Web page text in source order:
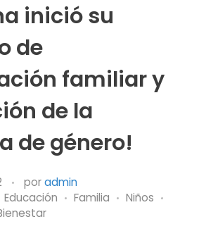
inició su
de
familiar y
de la
de género!
poradmin
Educación Familia
Niños